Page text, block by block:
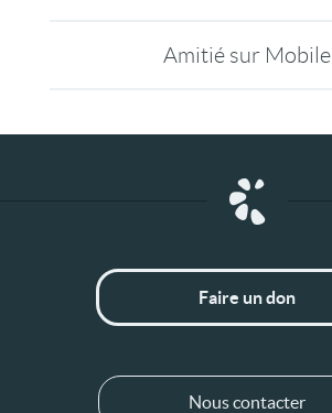
Amitié sur Mobile
Faire un don
Nous contacter